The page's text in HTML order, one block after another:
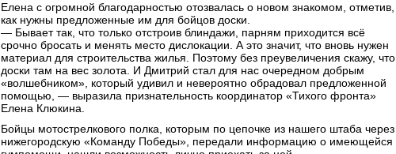
Елена с огромной благодарностью отозвалась о новом знакомом, отметив,
как нужны предложенные им для бойцов доски.
— Бывает так, что только отстроив блиндажи, парням приходится всё
срочно бросать и менять место дислокации. А это значит, что вновь нужен
материал для строительства жилья. Поэтому без преувеличения скажу, что
доски там на вес золота. И Дмитрий стал для нас очередном добрым
«волшебником», который удивил и невероятно обрадовал предложенной
помощью, — выразила признательность координатор «Тихого фронта»
Елена Клюкина.
Бойцы мотострелкового полка, которым по цепочке из нашего штаба через
нижегородскую «Команду Победы», передали информацию о имеющейся